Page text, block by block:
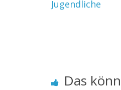
Jugendliche
Das